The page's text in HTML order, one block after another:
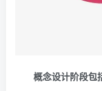
概念设计阶段包